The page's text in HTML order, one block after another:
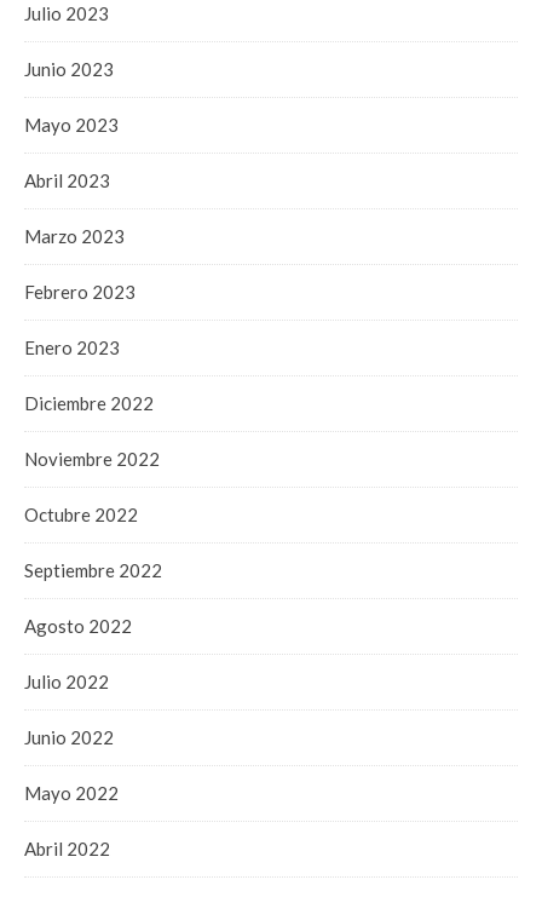
Julio 2023
Junio 2023
Mayo 2023
Abril 2023
Marzo 2023
Febrero 2023
Enero 2023
Diciembre 2022
Noviembre 2022
Octubre 2022
Septiembre 2022
Agosto 2022
Julio 2022
Junio 2022
Mayo 2022
Abril 2022